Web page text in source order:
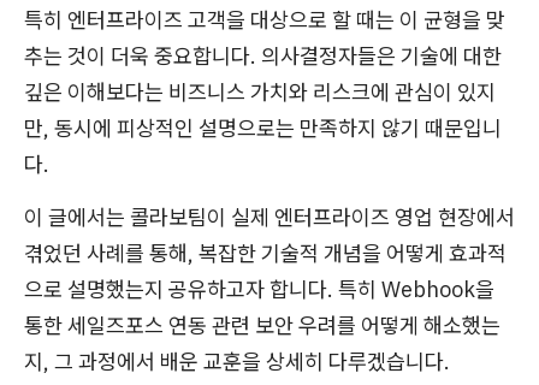
특히 엔터프라이즈 고객을 대상으로 할 때는 이 균형을 맞
추는 것이 더욱 중요합니다. 의사결정자들은 기술에 대한
깊은 이해보다는 비즈니스 가치와 리스크에 관심이 있지
만, 동시에 피상적인 설명으로는 만족하지 않기 때문입니
다.
이 글에서는 콜라보팀이 실제 엔터프라이즈 영업 현장에서
겪었던 사례를 통해, 복잡한 기술적 개념을 어떻게 효과적
으로 설명했는지 공유하고자 합니다. 특히 Webhook을
통한 세일즈포스 연동 관련 보안 우려를 어떻게 해소했는
지, 그 과정에서 배운 교훈을 상세히 다루겠습니다.